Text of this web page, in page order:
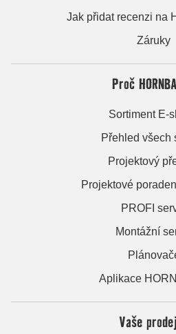
Jak přidat recenzi na
Záruky
Proč
Sortiment E-
Přehled všech
Projektový
Projektové
PROFI
Montážní
Aplikace
Vaše